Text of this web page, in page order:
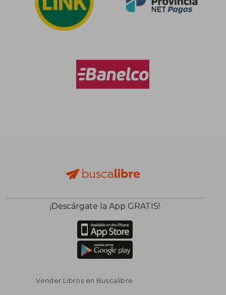
$ 130.748
¡Descárgate la App GRATIS!
Vender Libros en Buscalibre